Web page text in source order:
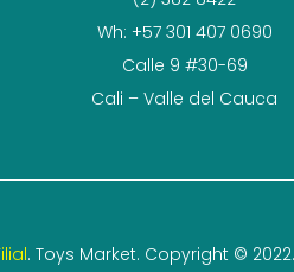
Wh: +57 301 407 0690
Calle 9 #30-69
Cali – Valle del Cauca
. Toys Market. Copyright ©